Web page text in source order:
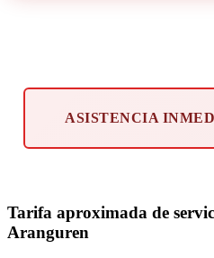
ASISTENCIA
Tarifa aproximada de
Aranguren